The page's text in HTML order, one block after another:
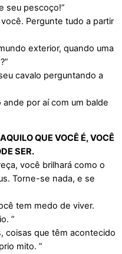
seu pescoço!”
Pergunte tudo a partir
exterior, quando uma
cavalo perguntando a
por aí com um balde
QUE VOCÊ É, VOCÊ
SER.
você brilhará como o
Torne-se nada, e se
tem medo de viver.
”
coisas que têm acontecido
mito. ”